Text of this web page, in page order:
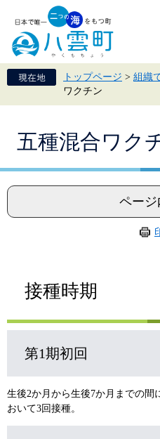
頭
で
飛
ば
て
トップページ > 組織
ワクチン
五種混合ワク
ページ
接種時期
第1期初回
生後2か月から生後7か月までの間
おいて3回接種。